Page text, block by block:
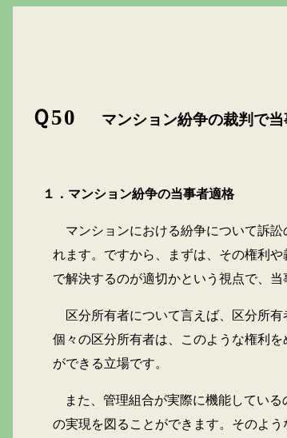
Ｑ50 マンション紛争の裁判で
１．マンション紛争の当事者適格
マンションにおける紛争について訴訟
れます。ですから、まずは、その権利
で解決するのが適切かという視点で、
区分所有者について言えば、区分所有
個々の区分所有者は、このような権利
ができる立場です。
また、管理組合が実際に機能してい
の実現を図ることができます。そのよ